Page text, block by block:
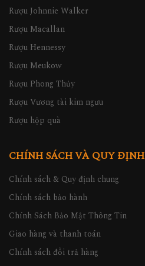
Rượu Johnnie Walker
Rượu Macallan
Rượu Hennessy
Rượu Meukow
Rượu Phong Thủy
Rượu Vương tài kim ngưu
Rượu hộp quà
CHÍNH SÁCH VÀ QUY ĐỊNH
Chính sách & Quy định chung
Chính sách bảo hành
Chính Sách Bảo Mật Thông Tin
Giao hàng và thanh toán
Chính sách đổi trả hàng